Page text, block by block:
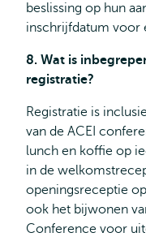
beslissing op hun
inschrijfdatum voor
8. Wat is
registratie?
Registratie is
van de ACEI
lunch en koffie op
in de
openingsreceptie
ook het bijwonen
Conference voor